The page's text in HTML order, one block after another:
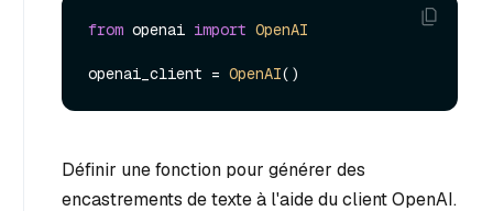
from openai import OpenAI
openai_client = OpenAI
Définir une fonction pour générer des
encastrements de texte à l'aide du client OpenAI.